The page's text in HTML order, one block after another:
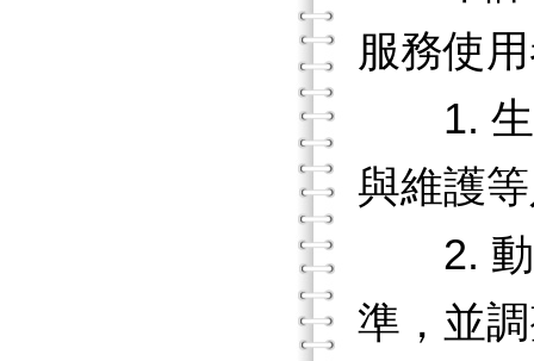
服務使
1. 生活
與維護
2. 動作
準，並